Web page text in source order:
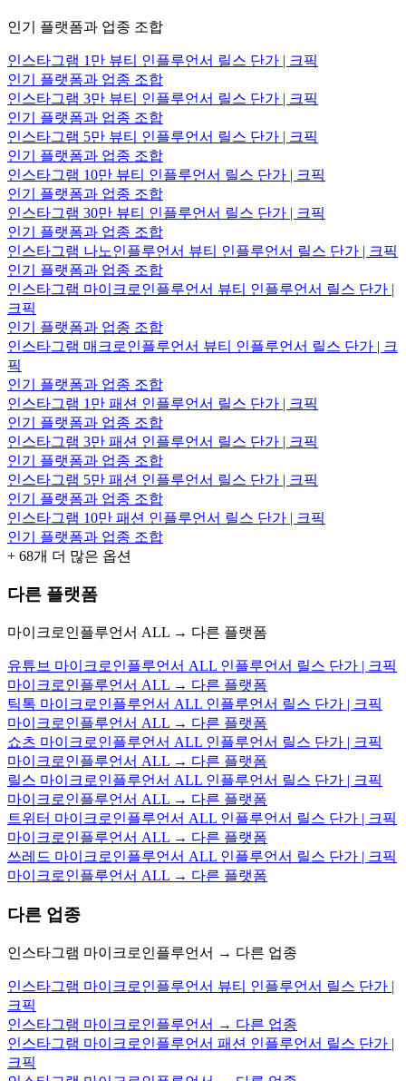
인기 플랫폼과 업종 조합
인스타그램 1만 뷰티 인플루언서 릴스 단가 | 크픽
인기 플랫폼과 업종 조합
인스타그램 3만 뷰티 인플루언서 릴스 단가 | 크픽
인기 플랫폼과 업종 조합
인스타그램 5만 뷰티 인플루언서 릴스 단가 | 크픽
인기 플랫폼과 업종 조합
인스타그램 10만 뷰티 인플루언서 릴스 단가 | 크픽
인기 플랫폼과 업종 조합
인스타그램 30만 뷰티 인플루언서 릴스 단가 | 크픽
인기 플랫폼과 업종 조합
인스타그램 나노인플루언서 뷰티 인플루언서 릴스 단가 | 크픽
인기 플랫폼과 업종 조합
인스타그램 마이크로인플루언서 뷰티 인플루언서 릴스 단가 |
크픽
인기 플랫폼과 업종 조합
인스타그램 매크로인플루언서 뷰티 인플루언서 릴스 단가 | 크
픽
인기 플랫폼과 업종 조합
인스타그램 1만 패션 인플루언서 릴스 단가 | 크픽
인기 플랫폼과 업종 조합
인스타그램 3만 패션 인플루언서 릴스 단가 | 크픽
인기 플랫폼과 업종 조합
인스타그램 5만 패션 인플루언서 릴스 단가 | 크픽
인기 플랫폼과 업종 조합
인스타그램 10만 패션 인플루언서 릴스 단가 | 크픽
인기 플랫폼과 업종 조합
+ 68개 더 많은 옵션
다른 플랫폼
마이크로인플루언서 ALL → 다른 플랫폼
유튜브 마이크로인플루언서 ALL 인플루언서 릴스 단가 | 크픽
마이크로인플루언서 ALL → 다른 플랫폼
틱톡 마이크로인플루언서 ALL 인플루언서 릴스 단가 | 크픽
마이크로인플루언서 ALL → 다른 플랫폼
쇼츠 마이크로인플루언서 ALL 인플루언서 릴스 단가 | 크픽
마이크로인플루언서 ALL → 다른 플랫폼
릴스 마이크로인플루언서 ALL 인플루언서 릴스 단가 | 크픽
마이크로인플루언서 ALL → 다른 플랫폼
트위터 마이크로인플루언서 ALL 인플루언서 릴스 단가 | 크픽
마이크로인플루언서 ALL → 다른 플랫폼
쓰레드 마이크로인플루언서 ALL 인플루언서 릴스 단가 | 크픽
마이크로인플루언서 ALL → 다른 플랫폼
다른 업종
인스타그램 마이크로인플루언서 → 다른 업종
인스타그램 마이크로인플루언서 뷰티 인플루언서 릴스 단가 |
크픽
인스타그램 마이크로인플루언서 → 다른 업종
인스타그램 마이크로인플루언서 패션 인플루언서 릴스 단가 |
크픽